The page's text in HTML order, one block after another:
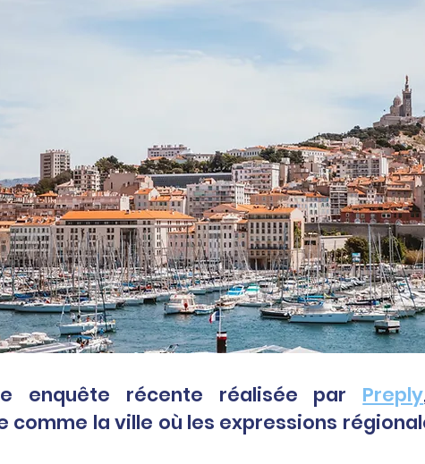
enquête récente réalisée par Preply
comme la ville où les expressions